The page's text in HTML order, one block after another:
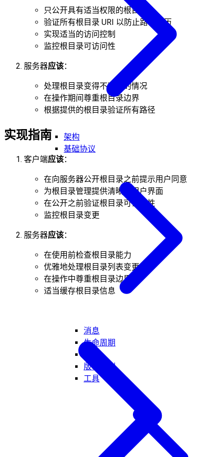
架构
基础协议
消息
生命周期
版本控制
工具
只公开具有适当权限的根目录
验证所有根目录 URI 以防止路径遍历
实现适当的访问控制
监控根目录可访问性
服务器应该：
处理根目录变得不可用的情况
在操作期间尊重根目录边界
根据提供的根目录验证所有路径
实现指南
客户端应该：
在向服务器公开根目录之前提示用户同意
为根目录管理提供清晰的用户界面
在公开之前验证根目录可访问性
监控根目录变更
服务器应该：
在使用前检查根目录能力
优雅地处理根目录列表变更
在操作中尊重根目录边界
适当缓存根目录信息